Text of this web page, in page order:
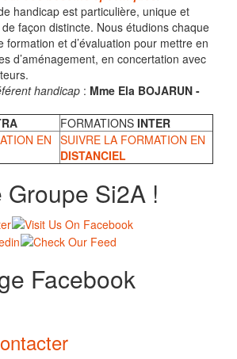
handicap est particulière, unique et
façon distincte. Nous étudions chaque
formation et d’évaluation pour mettre en
d’aménagement, en concertation avec
handicap : Mme Ela BOJARUN -
FORMATIONS INTER
EN SUIVRE LA FORMATION EN
DISTANCIEL
Groupe Si2A !
Facebook